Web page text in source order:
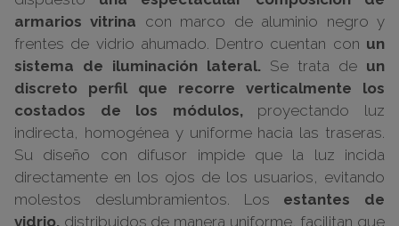
armarios vitrina con marco de aluminio negro y
frentes de vidrio ahumado. Dentro cuentan con un
sistema de iluminación lateral. Se trata de un
discreto perfil que recorre verticalmente los
costados de los módulos,proyectando luz
indirecta, homogénea y uniforme hacia las traseras.
Su diseño con difusor impide que la luz incida
directamente en los ojos de los usuarios, evitando
molestos deslumbramientos. Los estantes de
vidrio, distribuidos de manera uniforme, facilitan que